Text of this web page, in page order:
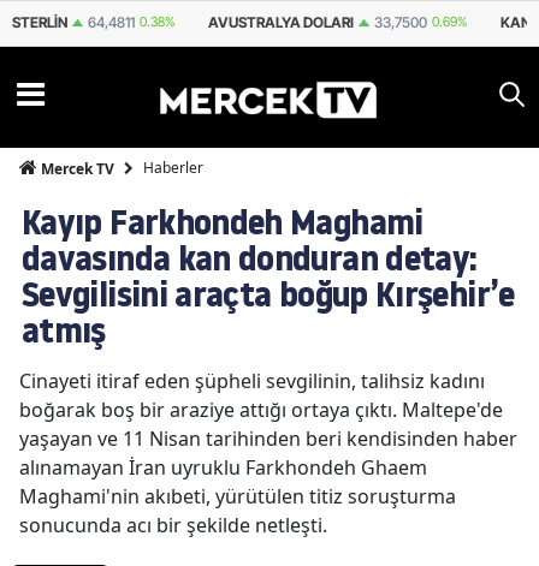
STERLIN 64,4811 0.38% AVUSTRALYA DOLARI 33,7500 0.69%
Mercek TV Haberler
Kayıp Farkhondeh Maghami
davasında kan donduran detay:
Sevgilisini araçta boğup Kırşehir’e
atmış
Cinayeti itiraf eden şüpheli sevgilinin, talihsiz kadını
boğarak boş bir araziye attığı ortaya çıktı. Maltepe'de
yaşayan ve 11 Nisan tarihinden beri kendisinden haber
alınamayan İran uyruklu Farkhondeh Ghaem
Maghami'nin akıbeti, yürütülen titiz soruşturma
sonucunda acı bir şekilde netleşti.